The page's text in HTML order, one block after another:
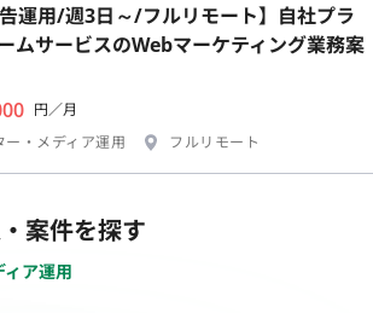
告運用/週3日～/フルリモート】自社プラ
ムサービスのWebマーケティング業務案
円／月
ー・メディア運用
フルリモート
案件を探す
ア運用